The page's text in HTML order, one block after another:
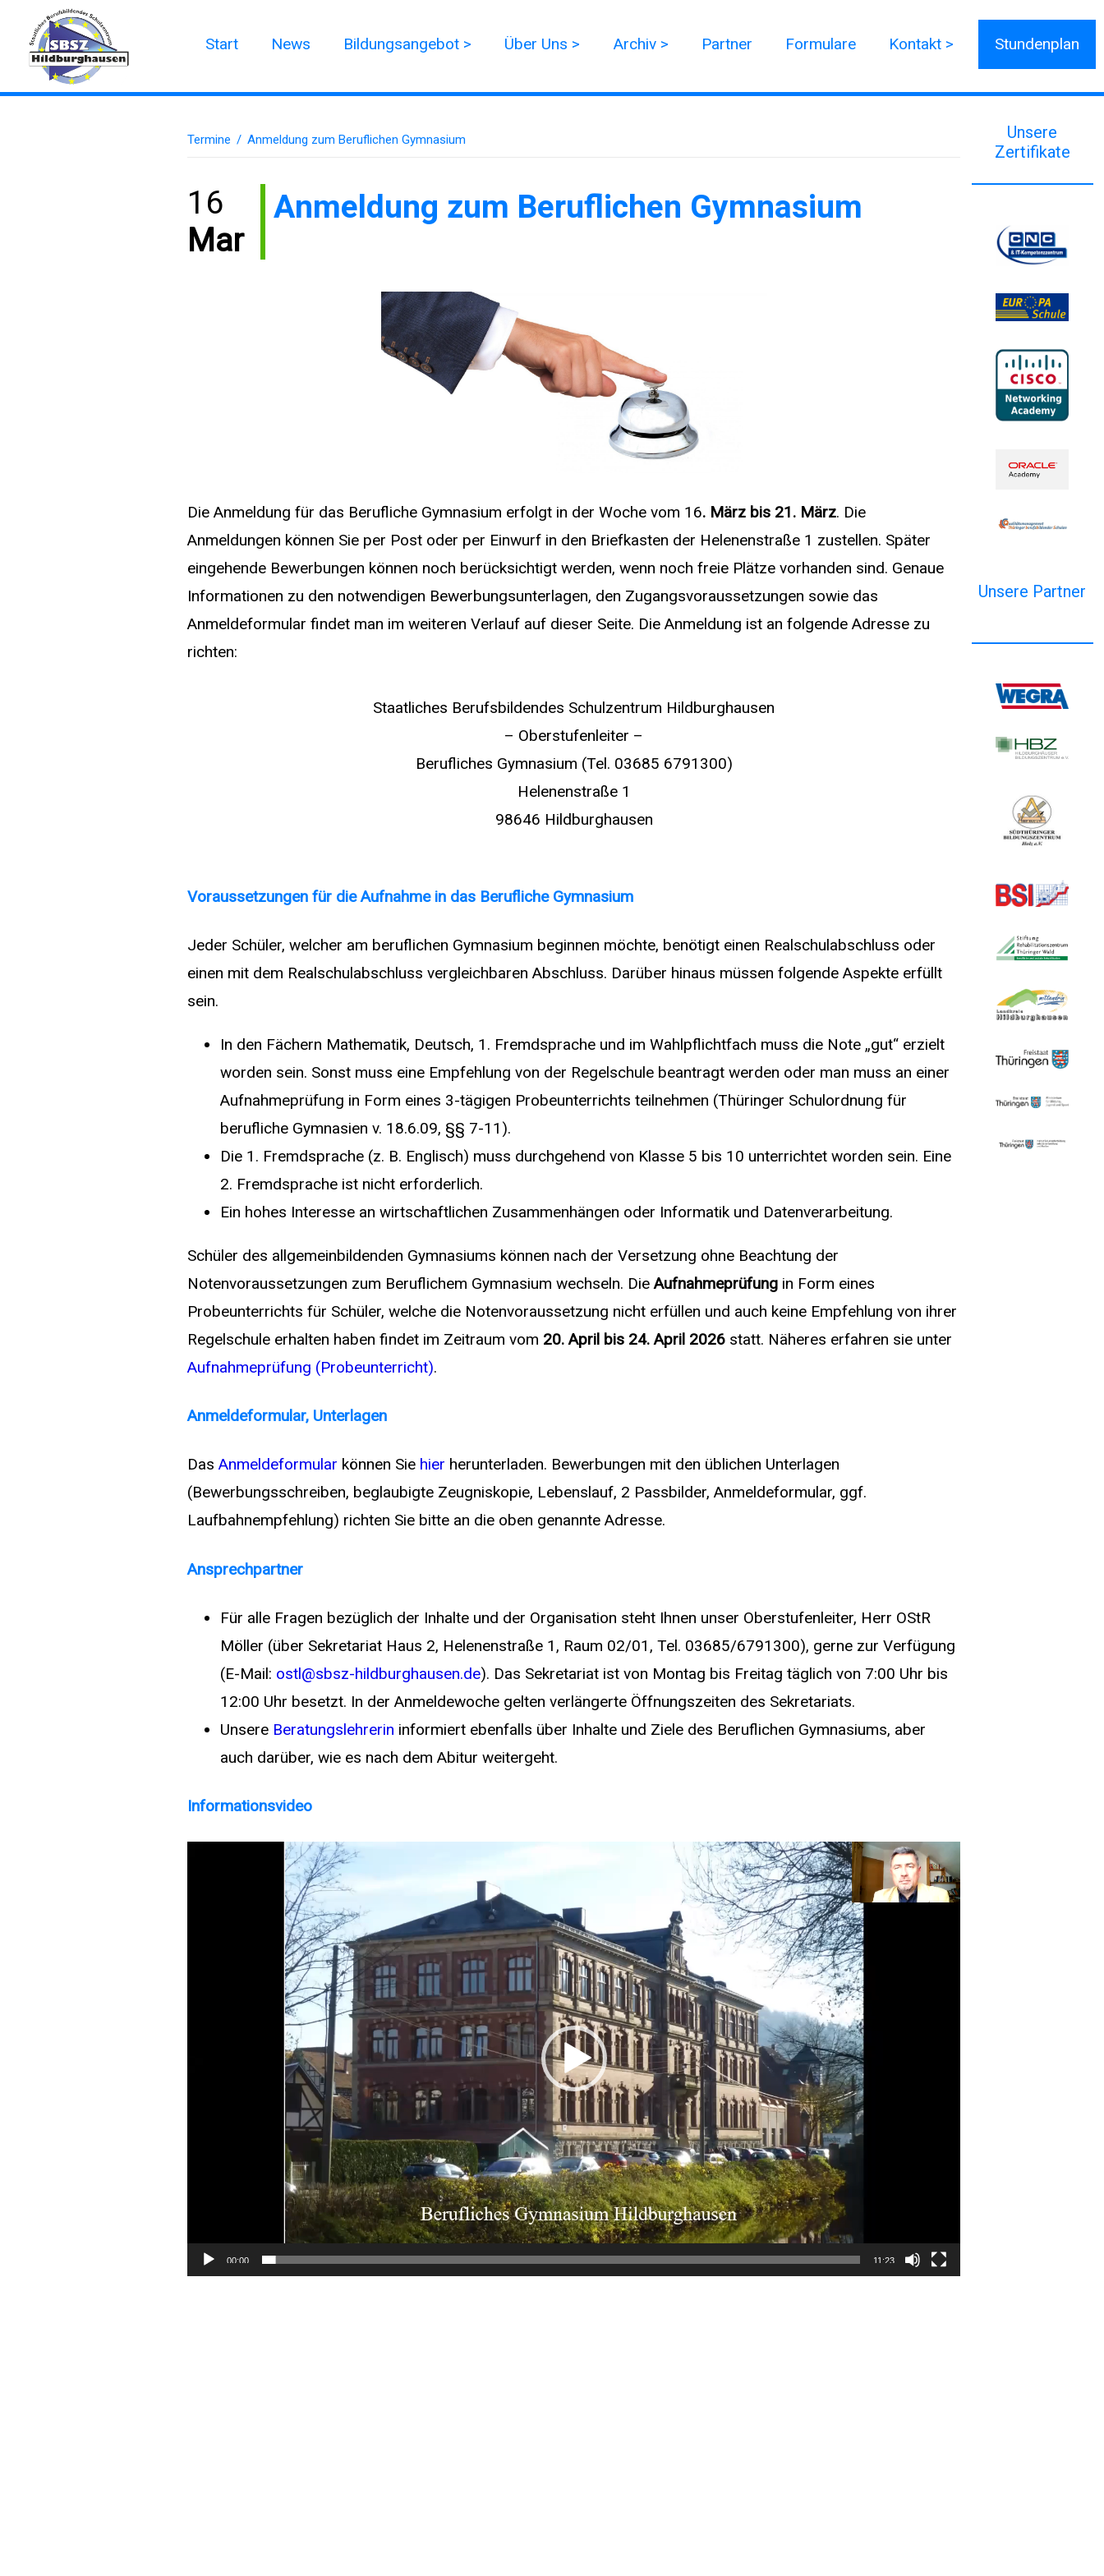
Start News Bildungsangebot > Über Uns > Archiv > Partner Formulare Kontakt > Stundenplan
Termine / Anmeldung zum Beruflichen Gymnasium
16
Mar
Anmeldung zum Beruflichen Gymnasium
Die Anmeldung für das Berufliche Gymnasium erfolgt in der Woche vom 16. März bis 21. März. Die
Anmeldungen können Sie per Post oder per Einwurf in den Briefkasten der Helenenstraße 1 zustellen. Später
eingehende Bewerbungen können noch berücksichtigt werden, wenn noch freie Plätze vorhanden sind. Genaue
Informationen zu den notwendigen Bewerbungsunterlagen, den Zugangsvoraussetzungen sowie das
Anmeldeformular findet man im weiteren Verlauf auf dieser Seite. Die Anmeldung ist an folgende Adresse zu
richten:
Staatliches Berufsbildendes Schulzentrum Hildburghausen
– Oberstufenleiter –
Berufliches Gymnasium (Tel. 03685 6791300)
Helenenstraße 1
98646 Hildburghausen
Voraussetzungen für die Aufnahme in das Berufliche Gymnasium
Jeder Schüler, welcher am beruflichen Gymnasium beginnen möchte, benötigt einen Realschulabschluss oder
einen mit dem Realschulabschluss vergleichbaren Abschluss. Darüber hinaus müssen folgende Aspekte erfüllt
sein.
In den Fächern Mathematik, Deutsch, 1. Fremdsprache und im Wahlpflichtfach muss die Note „gut“ erzielt
worden sein. Sonst muss eine Empfehlung von der Regelschule beantragt werden oder man muss an einer
Aufnahmeprüfung in Form eines 3-tägigen Probeunterrichts teilnehmen (Thüringer Schulordnung für
berufliche Gymnasien v. 18.6.09, §§ 7-11).
Die 1. Fremdsprache (z. B. Englisch) muss durchgehend von Klasse 5 bis 10 unterrichtet worden sein. Eine
2. Fremdsprache ist nicht erforderlich.
Ein hohes Interesse an wirtschaftlichen Zusammenhängen oder Informatik und Datenverarbeitung.
Schüler des allgemeinbildenden Gymnasiums können nach der Versetzung ohne Beachtung der
Notenvoraussetzungen zum Beruflichem Gymnasium wechseln. DieAufnahmeprüfung in Form eines
Probeunterrichts für Schüler, welche die Notenvoraussetzung nicht erfüllen und auch keine Empfehlung von ihrer
Regelschule erhalten haben findet im Zeitraum vom 20. April bis 24. April 2026 statt. Näheres erfahren sie unter
Aufnahmeprüfung (Probeunterricht).
Anmeldeformular, Unterlagen
DasAnmeldeformular können Sie hier herunterladen. Bewerbungen mit den üblichen Unterlagen
(Bewerbungsschreiben, beglaubigte Zeugniskopie, Lebenslauf, 2 Passbilder, Anmeldeformular, ggf.
Laufbahnempfehlung) richten Sie bitte an die oben genannte Adresse.
Ansprechpartner
Für alle Fragen bezüglich der Inhalte und der Organisation steht Ihnen unser Oberstufenleiter, Herr OStR
Möller (über Sekretariat Haus 2, Helenenstraße 1, Raum 02/01, Tel. 03685/6791300), gerne zur Verfügung
(E-Mail: ostl@sbsz-hildburghausen.de). Das Sekretariat ist von Montag bis Freitag täglich von 7:00 Uhr bis
12:00 Uhr besetzt. In der Anmeldewoche gelten verlängerte Öffnungszeiten des Sekretariats.
Unsere Beratungslehrerin informiert ebenfalls über Inhalte und Ziele des Beruflichen Gymnasiums, aber
auch darüber, wie es nach dem Abitur weitergeht.
Informationsvideo
00:00 11:23
Unsere
Zertifikate
Unsere Partner